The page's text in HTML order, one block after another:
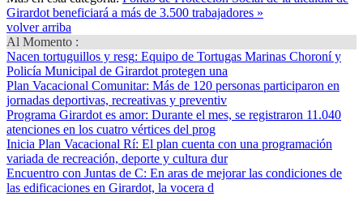
Girardot beneficiará a más de 3.500 trabajadores »
volver arriba
Al Momento :
Nacen tortuguillos y resg: Equipo de Tortugas Marinas Choroní y
Policía Municipal de Girardot protegen una
Plan Vacacional Comunitar: Más de 120 personas participaron en
jornadas deportivas, recreativas y preventiv
Programa Girardot es amor: Durante el mes, se registraron 11.040
atenciones en los cuatro vértices del prog
Inicia Plan Vacacional Rí: El plan cuenta con una programación
variada de recreación, deporte y cultura dur
Encuentro con Juntas de C: En aras de mejorar las condiciones de
las edificaciones en Girardot, la vocera d